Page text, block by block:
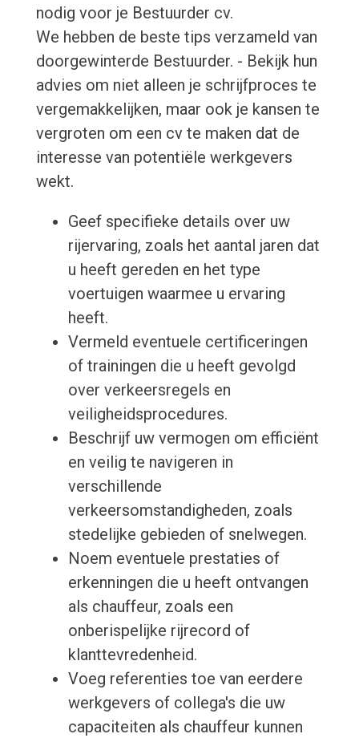
nodig voor je Bestuurder cv.
We hebben de beste tips verzameld van
doorgewinterde Bestuurder. - Bekijk hun
advies om niet alleen je schrijfproces te
vergemakkelijken, maar ook je kansen te
vergroten om een cv te maken dat de
interesse van potentiële werkgevers
wekt.
Geef specifieke details over uw
rijervaring, zoals het aantal jaren dat
u heeft gereden en het type
voertuigen waarmee u ervaring
heeft.
Vermeld eventuele certificeringen
of trainingen die u heeft gevolgd
over verkeersregels en
veiligheidsprocedures.
Beschrijf uw vermogen om efficiënt
en veilig te navigeren in
verschillende
verkeersomstandigheden, zoals
stedelijke gebieden of snelwegen.
Noem eventuele prestaties of
erkenningen die u heeft ontvangen
als chauffeur, zoals een
onberispelijke rijrecord of
klanttevredenheid.
Voeg referenties toe van eerdere
werkgevers of collega's die uw
capaciteiten als chauffeur kunnen